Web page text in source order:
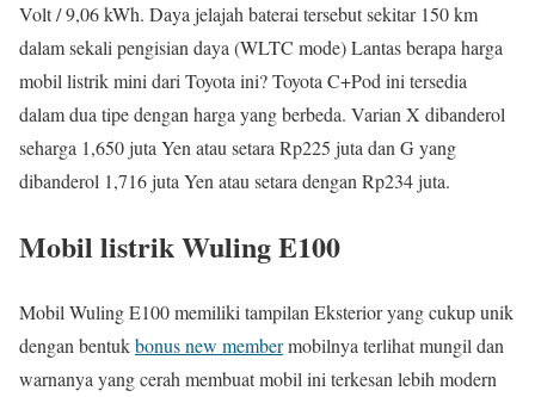
Volt / 9,06 kWh. Daya jelajah baterai tersebut sekitar 150 km
dalam sekali pengisian daya (WLTC mode) Lantas berapa harga
mobil listrik mini dari Toyota ini? Toyota C+Pod ini tersedia
dalam dua tipe dengan harga yang berbeda. Varian X dibanderol
seharga 1,650 juta Yen atau setara Rp225 juta dan G yang
dibanderol 1,716 juta Yen atau setara dengan Rp234 juta.
Mobil listrik Wuling E100
Mobil Wuling E100 memiliki tampilan Eksterior yang cukup unik
dengan bentukbonus new membermobilnya terlihat mungil dan
warnanya yang cerah membuat mobil ini terkesan lebih modern